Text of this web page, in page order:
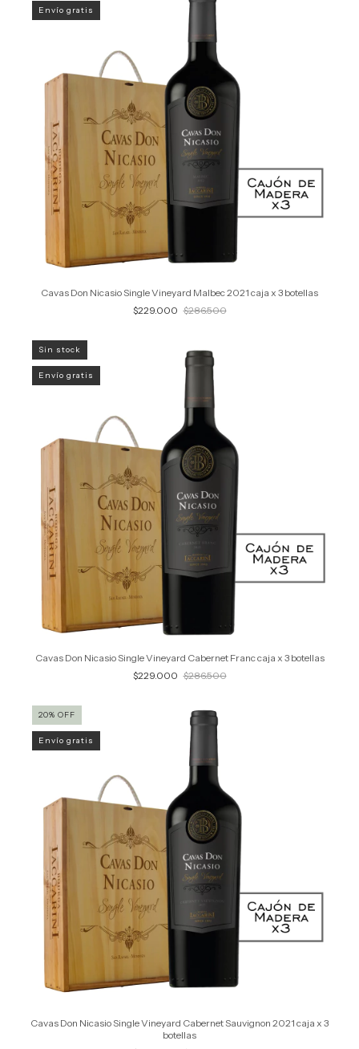
Envío gratis
Cavas Don Nicasio Single Vineyard Malbec 2021 caja x 3 botellas
$229.000 $286.500
Sin stock
Envío gratis
Cavas Don Nicasio Single Vineyard Cabernet Franc caja x 3 botellas
$229.000 $286.500
20% OFF
Envío gratis
Cavas Don Nicasio Single Vineyard Cabernet Sauvignon 2021 caja x 3
botellas